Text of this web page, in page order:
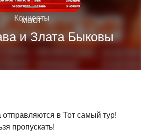
Концерты
и Злата Быковы
—
МОСТ
в Тот самый тур!
пропускать!